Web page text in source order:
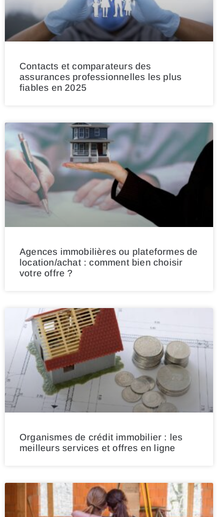
Contacts et comparateurs des
assurances professionnelles les plus
fiables en 2025
Agences immobilières ou plateformes de
location/achat : comment bien choisir
votre offre ?
Organismes de crédit immobilier : les
meilleurs services et offres en ligne